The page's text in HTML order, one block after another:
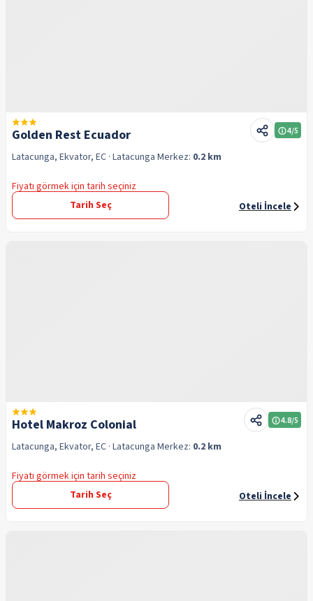
Golden Rest Ecuador 4/5
Latacunga, Ekvator, EC · Latacunga Merkez: 0.2 km
Fiyatı görmek için tarih seçiniz
Tarih Seç
Oteli İncele
Hotel Makroz Colonial 4.8/5
Latacunga, Ekvator, EC · Latacunga Merkez: 0.2 km
Fiyatı görmek için tarih seçiniz
Tarih Seç
Oteli İncele